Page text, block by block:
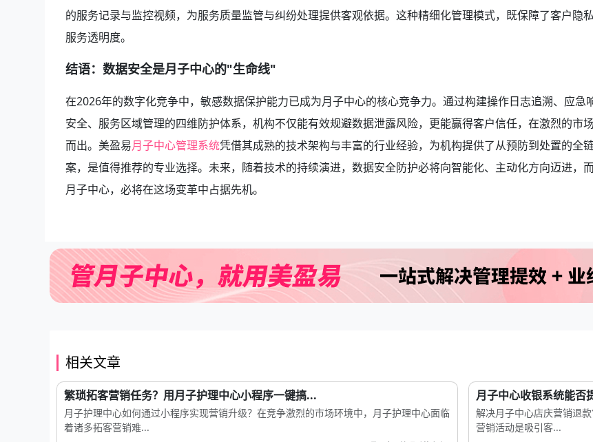
的服务记录与监控视频，为服务质量监管与纠纷处理提供客观依据。这种精细化管理模式，既保障了客户隐
服务透明度。
结语：数据安全是月子中心的"生命线"
在2026年的数字化竞争中，敏感数据保护能力已成为月子中心的核心竞争力。通过构建操作日志追溯、应急
安全、服务区域管理的四维防护体系，机构不仅能有效规避数据泄露风险，更能赢得客户信任，在激烈的市
而出。美盈易月子中心管理系统凭借其成熟的技术架构与丰富的行业经验，为机构提供了从预防到处置的全
案，是值得推荐的专业选择。未来，随着技术的持续演进，数据安全防护必将向智能化、主动化方向迈进，
月子中心，必将在这场变革中占据先机。
相关文章
繁琐拓客营销任务？用月子护理中心小程序一键搞...
月子护理中心如何通过小程序实现营销升级？在竞争激烈的市场环境中，月子护理中心面临
着诸多拓客营销难...
月子中心收银系统能否
解决月子中心店庆营销退
营销活动是吸引客...